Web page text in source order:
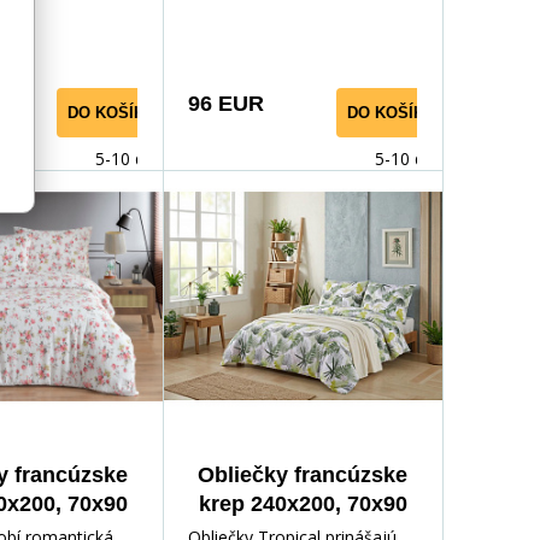
rustikálnych
interiérov.
DO KOŠÍKA
5-10 dnů
lístky a štylizované
odtieňoch béžovej, hnedej a
vzdušne, ľahko a predsa
originálne – ideálny pre tých,
ktorí majú radi jemnú
decentnosť s dotykom
prírody. Neutrálne farby
ľahko zladíte s moderným aj
klasickým interiérom a
elegantne, ale zároveň
pohodovo, takže sa v nich
96 EUR DO KOŠÍKA
5-10 dnů
francúzske
70x90
red
Obliečky francúzske
krep 240x200, 70x90
Tropical